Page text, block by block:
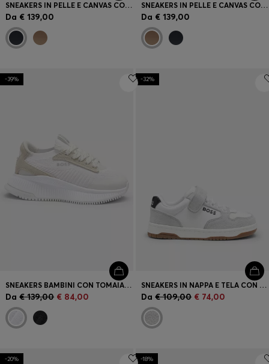
SNEAKERS IN PELLE E CANVAS CON LOGO PER BAMBINI
Da € 139,00
SNEAKERS IN PELLE E CANVAS CON LOGO PER BAMBINI
Da € 139,00
-39%
SNEAKERS BAMBINI CON TOMAIA IN MAGLIA E RIFINITURE IN PELLE SCAMOSCIATA
Da € 139,00 € 84,00
-32%
SNEAKERS IN NAPPA E TELA CON LOGO PER BAMBINI
Da € 109,00 € 74,00
-20% -18%